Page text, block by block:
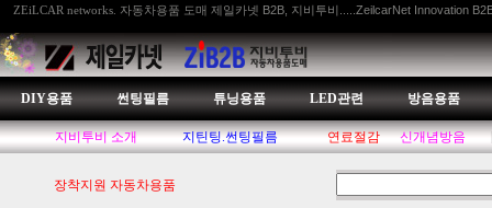
ZEiLCAR networks. 자동차용품 도매 제일카넷 B2B, 지비투비.....ZeilcarNet Innovation
DIY용품 썬팅필름 튜닝용품 LED관련 방음용품
지비투비 소개 지틴팅.썬팅필름 연료절감 신개념방음
장착지원 자동차용품